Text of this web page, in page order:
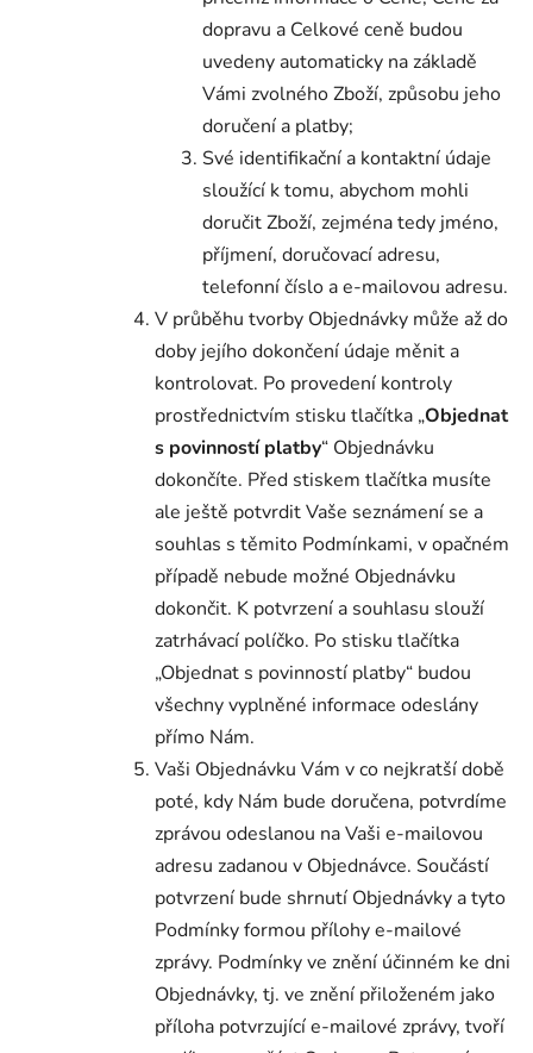
dopravu a Celkové ceně budou
uvedeny automaticky na základě
Vámi zvolného Zboží, způsobu jeho
doručení a platby;
Své identifikační a kontaktní údaje
sloužící k tomu, abychom mohli
doručit Zboží, zejména tedy jméno,
příjmení, doručovací adresu,
telefonní číslo a e-mailovou adresu.
V průběhu tvorby Objednávky může až do
doby jejího dokončení údaje měnit a
kontrolovat. Po provedení kontroly
prostřednictvím stisku tlačítka „Objednat
s povinností platby“ Objednávku
dokončíte. Před stiskem tlačítka musíte
ale ještě potvrdit Vaše seznámení se a
souhlas s těmito Podmínkami, v opačném
případě nebude možné Objednávku
dokončit. K potvrzení a souhlasu slouží
zatrhávací políčko. Po stisku tlačítka
„Objednat s povinností platby“ budou
všechny vyplněné informace odeslány
přímo Nám.
Vaši Objednávku Vám v co nejkratší době
poté, kdy Nám bude doručena, potvrdíme
zprávou odeslanou na Vaši e-mailovou
adresu zadanou v Objednávce. Součástí
potvrzení bude shrnutí Objednávky a tyto
Podmínky formou přílohy e-mailové
zprávy. Podmínky ve znění účinném ke dni
Objednávky, tj. ve znění přiloženém jako
příloha potvrzující e-mailové zprávy, tvoří